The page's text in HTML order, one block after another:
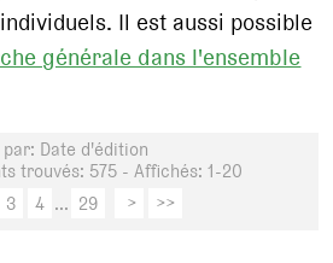
Il est aussi possible
générale dans l'ensemble
Date d'édition
trouvés: 575 - Affichés: 1-20
3 4 ... 29 > >>